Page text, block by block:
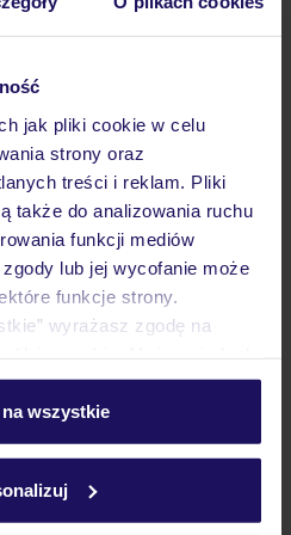
jak pliki cookie w celu
strony oraz
treści i reklam. Pliki
także do analizowania ruchu
funkcji mediów
lub jej wycofanie może
funkcje strony.
wyrażasz zgodę na
wchodząc w zakładkę
plikach cookie znajdziesz
wszystkie
zgłaszającą?